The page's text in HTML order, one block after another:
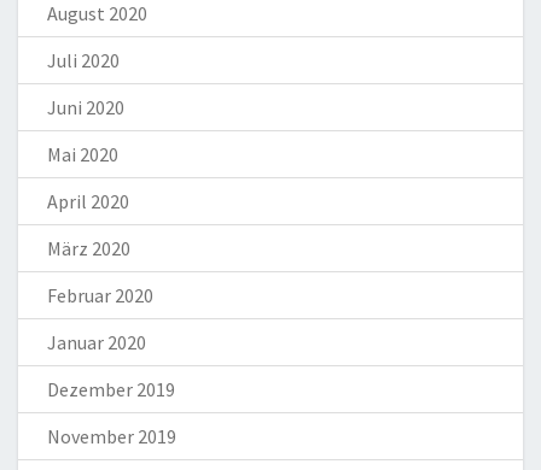
August 2020
Juli 2020
Juni 2020
Mai 2020
April 2020
März 2020
Februar 2020
Januar 2020
Dezember 2019
November 2019